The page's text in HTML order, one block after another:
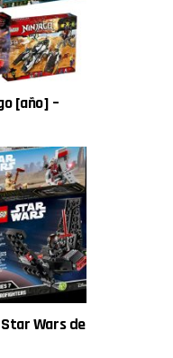
[año] –
Wars de